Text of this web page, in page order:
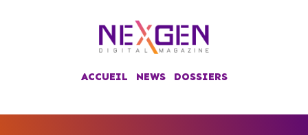
ACCUEIL NEWS DOSSIERS